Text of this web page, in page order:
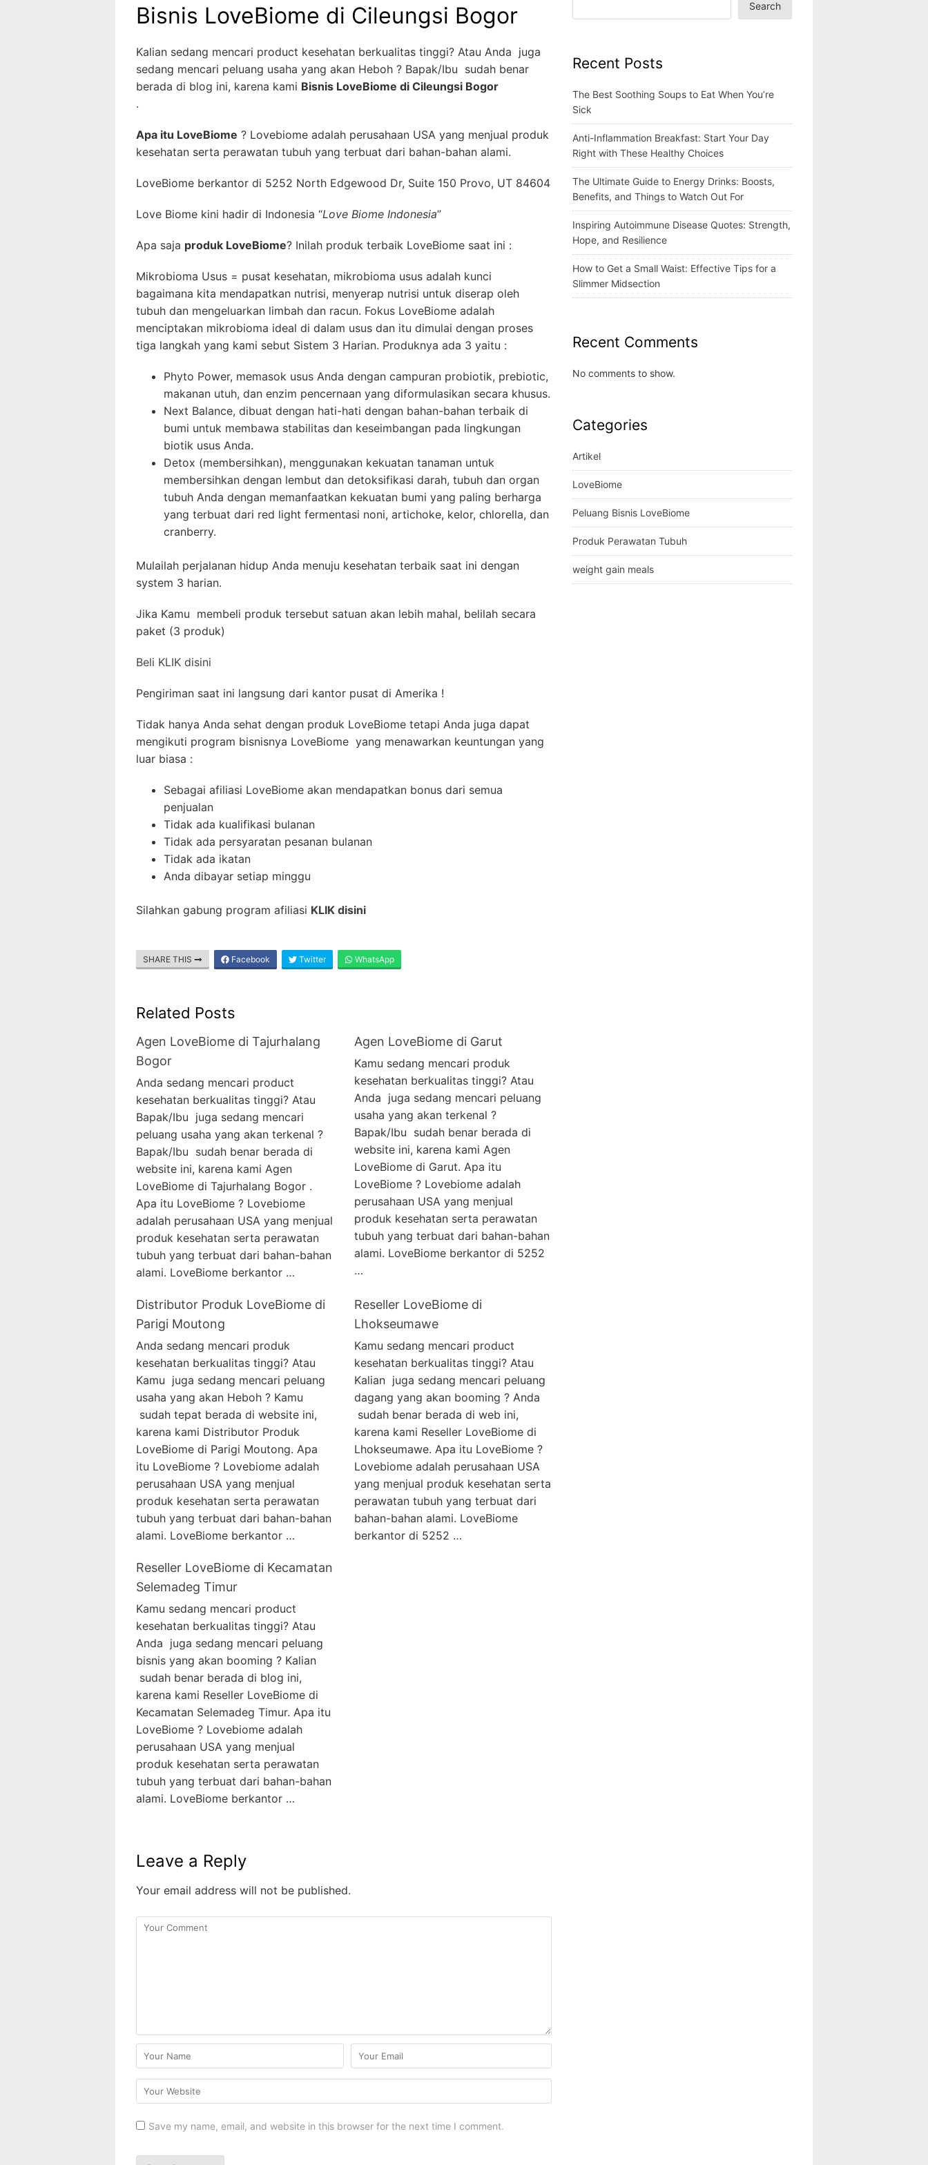
Bisnis LoveBiome di Cileungsi Bogor
Kalian sedang mencari product kesehatan berkualitas tinggi? Atau Anda juga
sedang mencari peluang usaha yang akan Heboh ? Bapak/Ibu sudah benar
berada di blog ini, karena kami Bisnis LoveBiome di Cileungsi Bogor
.
Apa itu LoveBiome ? Lovebiome adalah perusahaan USA yang menjual produk
kesehatan serta perawatan tubuh yang terbuat dari bahan-bahan alami.
LoveBiome berkantor di 5252 North Edgewood Dr, Suite 150 Provo, UT 84604
Love Biome kini hadir di Indonesia “Love Biome Indonesia”
Apa saja produk LoveBiome? Inilah produk terbaik LoveBiome saat ini :
Mikrobioma Usus = pusat kesehatan, mikrobioma usus adalah kunci
bagaimana kita mendapatkan nutrisi, menyerap nutrisi untuk diserap oleh
tubuh dan mengeluarkan limbah dan racun. Fokus LoveBiome adalah
menciptakan mikrobioma ideal di dalam usus dan itu dimulai dengan proses
tiga langkah yang kami sebut Sistem 3 Harian. Produknya ada 3 yaitu :
Phyto Power, memasok usus Anda dengan campuran probiotik, prebiotic,
makanan utuh, dan enzim pencernaan yang diformulasikan secara khusus.
Next Balance, dibuat dengan hati-hati dengan bahan-bahan terbaik di
bumi untuk membawa stabilitas dan keseimbangan pada lingkungan
biotik usus Anda.
Detox (membersihkan), menggunakan kekuatan tanaman untuk
membersihkan dengan lembut dan detoksifikasi darah, tubuh dan organ
tubuh Anda dengan memanfaatkan kekuatan bumi yang paling berharga
yang terbuat dari red light fermentasi noni, artichoke, kelor, chlorella, dan
cranberry.
Mulailah perjalanan hidup Anda menuju kesehatan terbaik saat ini dengan
system 3 harian.
Jika Kamu membeli produk tersebut satuan akan lebih mahal, belilah secara
paket (3 produk)
Beli KLIK disini
Pengiriman saat ini langsung dari kantor pusat di Amerika !
Tidak hanya Anda sehat dengan produk LoveBiome tetapi Anda juga dapat
mengikuti program bisnisnya LoveBiome yang menawarkan keuntungan yang
luar biasa :
Sebagai afiliasi LoveBiome akan mendapatkan bonus dari semua
penjualan
Tidak ada kualifikasi bulanan
Tidak ada persyaratan pesanan bulanan
Tidak ada ikatan
Anda dibayar setiap minggu
Silahkan gabung program afiliasi KLIK disini
SHARE THIS Facebook Twitter WhatsApp
Related Posts
Agen LoveBiome di Tajurhalang
Bogor
Anda sedang mencari product
kesehatan berkualitas tinggi? Atau
Bapak/Ibu juga sedang mencari
peluang usaha yang akan terkenal ?
Bapak/Ibu sudah benar berada di
website ini, karena kami Agen
LoveBiome di Tajurhalang Bogor .
Apa itu LoveBiome ? Lovebiome
adalah perusahaan USA yang menjual
produk kesehatan serta perawatan
tubuh yang terbuat dari bahan-bahan
alami. LoveBiome berkantor …
Agen LoveBiome di Garut
Kamu sedang mencari produk
kesehatan berkualitas tinggi? Atau
Anda juga sedang mencari peluang
usaha yang akan terkenal ?
Bapak/Ibu sudah benar berada di
website ini, karena kami Agen
LoveBiome di Garut. Apa itu
LoveBiome ? Lovebiome adalah
perusahaan USA yang menjual
produk kesehatan serta perawatan
tubuh yang terbuat dari bahan-bahan
alami. LoveBiome berkantor di 5252
…
Distributor Produk LoveBiome di
Parigi Moutong
Anda sedang mencari produk
kesehatan berkualitas tinggi? Atau
Kamu juga sedang mencari peluang
usaha yang akan Heboh ? Kamu
sudah tepat berada di website ini,
karena kami Distributor Produk
LoveBiome di Parigi Moutong. Apa
itu LoveBiome ? Lovebiome adalah
perusahaan USA yang menjual
produk kesehatan serta perawatan
tubuh yang terbuat dari bahan-bahan
alami. LoveBiome berkantor …
Reseller LoveBiome di
Lhokseumawe
Kamu sedang mencari product
kesehatan berkualitas tinggi? Atau
Kalian juga sedang mencari peluang
dagang yang akan booming ? Anda
sudah benar berada di web ini,
karena kami Reseller LoveBiome di
Lhokseumawe. Apa itu LoveBiome ?
Lovebiome adalah perusahaan USA
yang menjual produk kesehatan serta
perawatan tubuh yang terbuat dari
bahan-bahan alami. LoveBiome
berkantor di 5252 …
Reseller LoveBiome di Kecamatan
Selemadeg Timur
Kamu sedang mencari product
kesehatan berkualitas tinggi? Atau
Anda juga sedang mencari peluang
bisnis yang akan booming ? Kalian
sudah benar berada di blog ini,
karena kami Reseller LoveBiome di
Kecamatan Selemadeg Timur. Apa itu
LoveBiome ? Lovebiome adalah
perusahaan USA yang menjual
produk kesehatan serta perawatan
tubuh yang terbuat dari bahan-bahan
alami. LoveBiome berkantor …
Leave a Reply
Your email address will not be published.
Save my name, email, and website in this browser for the next time I comment.
Search
Recent Posts
The Best Soothing Soups to Eat When You’re
Sick
Anti-Inflammation Breakfast: Start Your Day
Right with These Healthy Choices
The Ultimate Guide to Energy Drinks: Boosts,
Benefits, and Things to Watch Out For
Inspiring Autoimmune Disease Quotes: Strength,
Hope, and Resilience
How to Get a Small Waist: Effective Tips for a
Slimmer Midsection
Recent Comments
No comments to show.
Categories
Artikel
LoveBiome
Peluang Bisnis LoveBiome
Produk Perawatan Tubuh
weight gain meals